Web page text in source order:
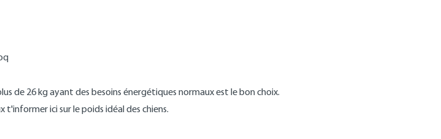
de 26 kg ayant des besoins énergétiques normaux est le bon choix.
ici sur le poids idéal des chiens.